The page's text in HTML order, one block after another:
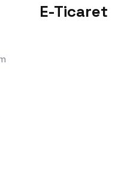
E-Ticaret